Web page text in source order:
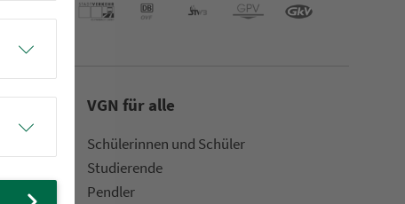
VGN für alle
Schülerinnen und Schüler
Stu­die­rende
Pendler